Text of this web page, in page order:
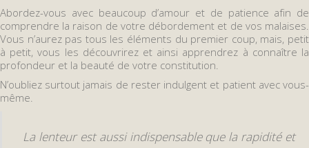
Abordez-vous avec beaucoup d’amour et de patience afin de
comprendre la raison de votre débordement et de vos malaises.
Vous n’aurez pas tous les éléments du premier coup, mais, petit
à petit, vous les découvrirez et ainsi apprendrez à connaître la
profondeur et la beauté de votre constitution.
N’oubliez surtout jamais de rester indulgent et patient avec vous-
même.
La lenteur est aussi indispensable que la rapidité et